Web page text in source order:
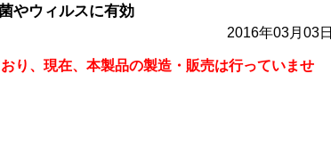
やウィルスに有効
2016年03月03日
り、現在、本製品の製造・販売は行っていませ